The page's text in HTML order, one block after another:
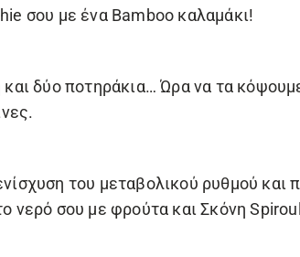
σου με ένα Bamboo καλαμάκι!
και δύο ποτηράκια… Ώρα να τα
του μεταβολικού ρυθμού και
νερό σου με φρούτα καιΣκόνη